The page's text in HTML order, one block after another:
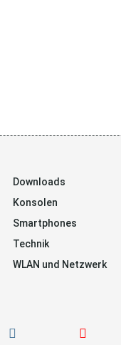
Downloads
Konsolen
Smartphones
Technik
WLAN und Netzwerk